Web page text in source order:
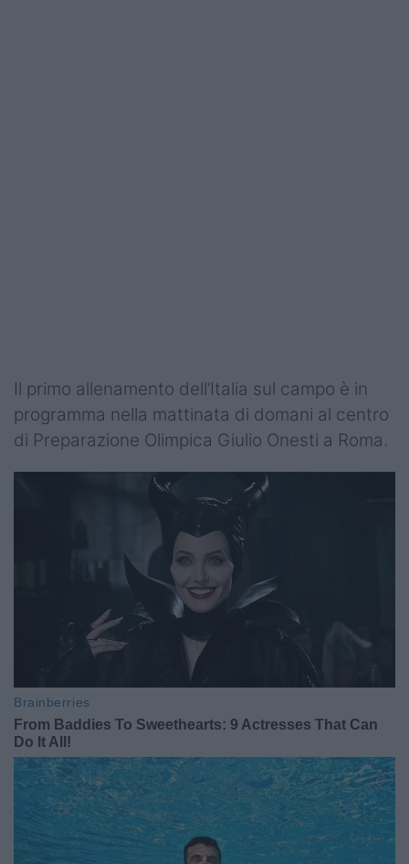
Il primo allenamento dell’Italia sul campo è in
programma nella mattinata di domani al centro
di Preparazione Olimpica Giulio Onesti a Roma.